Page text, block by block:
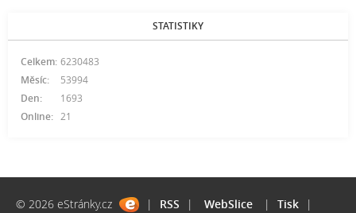
STATISTIKY
Online: 21
Celkem: 6230483
Měsíc:
53994
Den:
1693
© 2026 eStránky.cz | RSS | WebSlice | Tisk
|